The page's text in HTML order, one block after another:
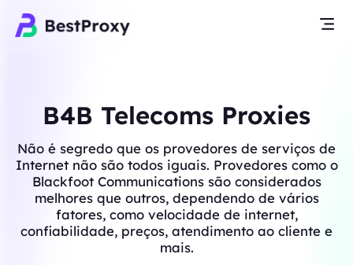
B4B Telecoms Proxies
Não é segredo que os provedores de serviços de
Internet não são todos iguais. Provedores como o
Blackfoot Communications são considerados
melhores que outros, dependendo de vários
fatores, como velocidade de internet,
confiabilidade, preços, atendimento ao cliente e
mais.